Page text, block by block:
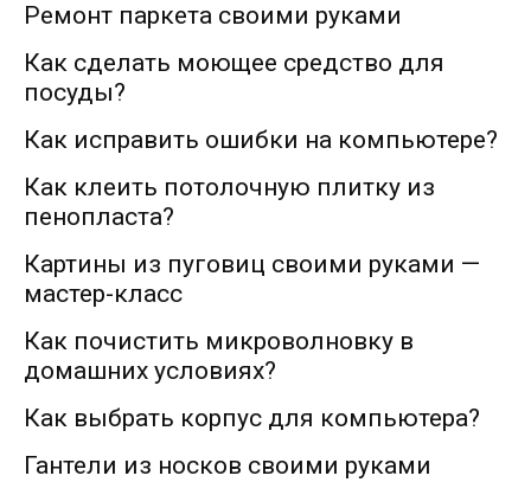
Ремонт паркета своими руками
Как сделать моющее средство для
посуды?
Как исправить ошибки на компьютере?
Как клеить потолочную плитку из
пенопласта?
Картины из пуговиц своими руками —
мастер-класс
Как почистить микроволновку в
домашних условиях?
Как выбрать корпус для компьютера?
Гантели из носков своими руками